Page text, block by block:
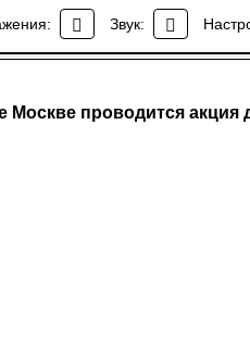
Звук:
района Коптево
проводится акция